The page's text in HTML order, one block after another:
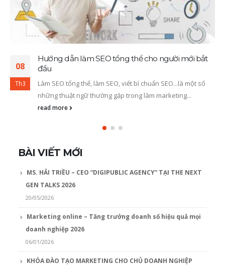
08
Th3
Hướng dẫn làm SEO tổng thể cho người mới bắt
đầu
Làm SEO tổng thể, làm SEO, viết bì chuẩn SEO...là một số
những thuật ngữ thường gặp trong làm marketing...
read more
BÀI VIẾT MỚI
MS. HẢI TRIỀU – CEO “DIGIPUBLIC AGENCY” TẠI THE NEXT
GEN TALKS 2026
20/05/2026
Marketing online – Tăng trưởng doanh số hiệu quả mọi
doanh nghiệp 2026
06/01/2026
KHÓA ĐÀO TẠO MARKETING CHO CHỦ DOANH NGHIỆP